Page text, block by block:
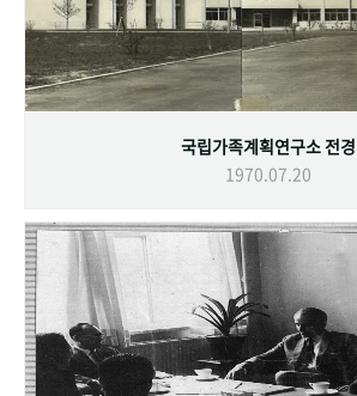
국립가족계획연구소 전경
1970.07.20